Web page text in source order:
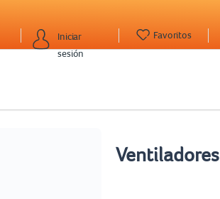
Iniciar
sesión
Favoritos
Ventiladores